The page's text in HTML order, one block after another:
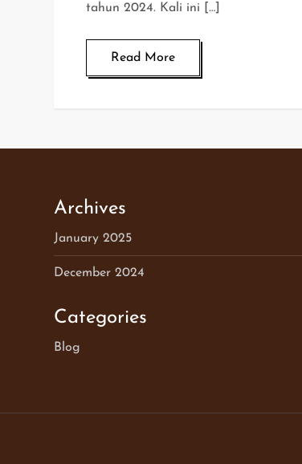
tahun 2024. Kali ini […]
Read More
Archives
January 2025
December 2024
Categories
Blog